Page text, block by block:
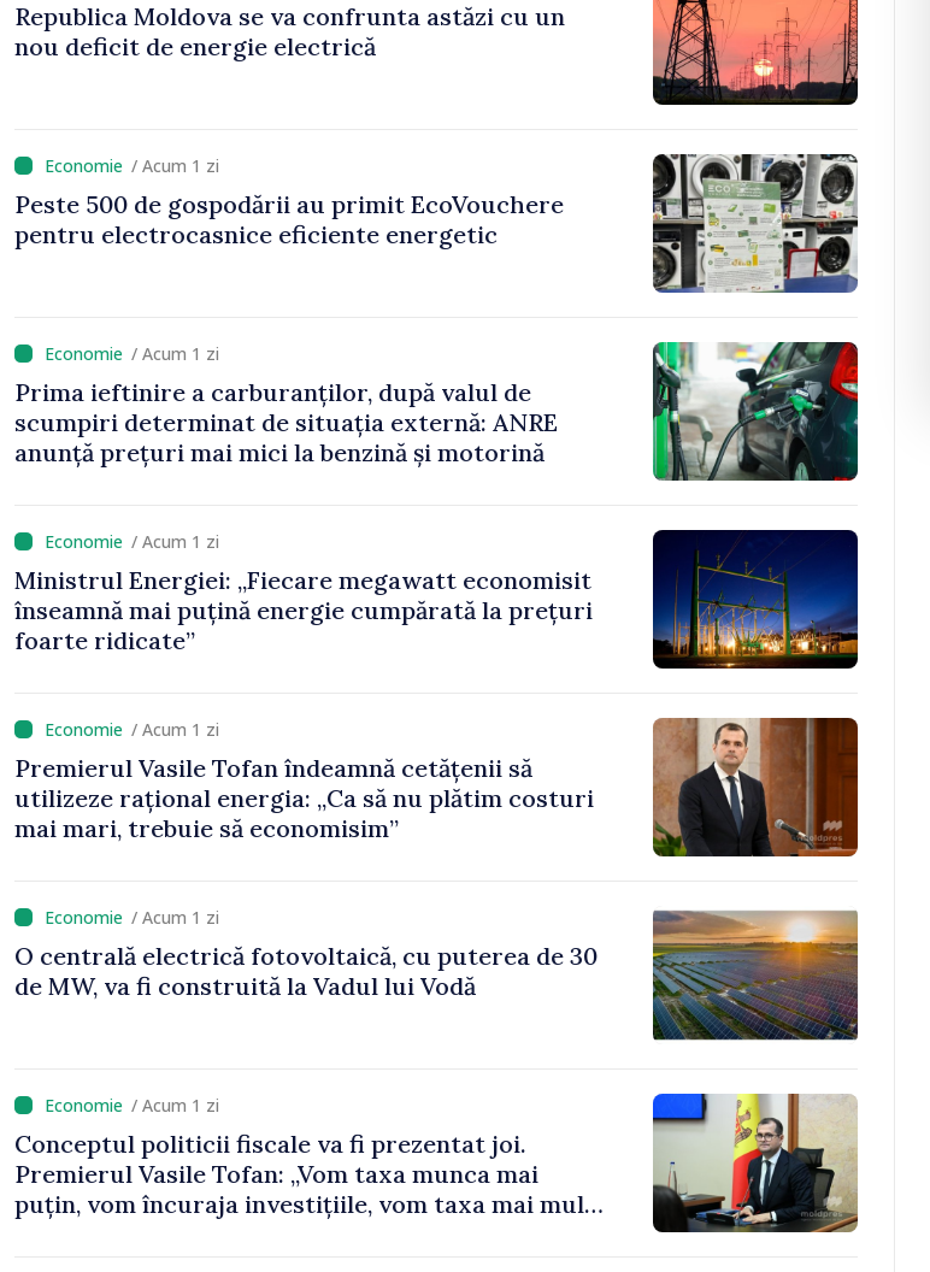
Republica Moldova se va confrunta astăzi cu un
nou deficit de energie electrică
/ Acum 1 zi
Peste 500 de gospodării au primit EcoVouchere
pentru electrocasnice eficiente energetic
/ Acum 1 zi
Prima ieftinire a carburanților, după valul de
scumpiri determinat de situația externă: ANRE
anunță prețuri mai mici la benzină și motorină
/ Acum 1 zi
Ministrul Energiei: „Fiecare megawatt economisit
înseamnă mai puțină energie cumpărată la prețuri
foarte ridicate”
/ Acum 1 zi
Premierul Vasile Tofan îndeamnă cetățenii să
utilizeze rațional energia: „Ca să nu plătim costuri
mai mari, trebuie să economisim”
/ Acum 1 zi
O centrală electrică fotovoltaică, cu puterea de 30
de MW, va fi construită la Vadul lui Vodă
/ Acum 1 zi
Conceptul politicii fiscale va fi prezentat joi.
Premierul Vasile Tofan: „Vom taxa munca mai
puțin, vom încuraja investițiile, vom taxa mai mult